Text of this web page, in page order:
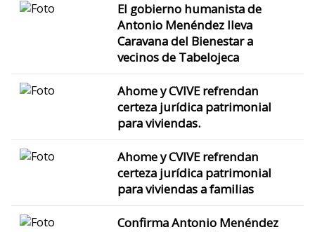
El gobierno humanista de
Antonio Menéndez lleva
Caravana del Bienestar a
vecinos de Tabelojeca
Ahome y CVIVE refrendan
certeza jurídica patrimonial
para viviendas.
Ahome y CVIVE refrendan
certeza jurídica patrimonial
para viviendas a familias
Confirma Antonio Menéndez